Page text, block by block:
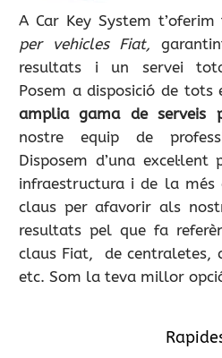
A Car Key System
per vehicles Fiat,
resultats i un servei
Posem a disposició de tots
amplia gama de serveis
nostre equip de
Disposem d’una excel·lent
infraestructura i de la més
claus per afavorir als
resultats pel que fa
claus Fiat, de centraletes,
etc. Som la teva millor